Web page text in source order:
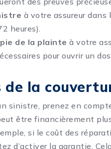
à votre assureur
heures).
de la plainte à votre
pour ouvrir un
de la
sinistre, prenez en
être financièrement
si le coût des
d’activer la garantie.